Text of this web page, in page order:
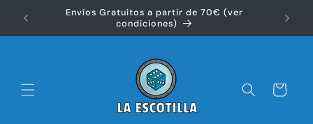
directamenteEnvíos Gratuitos a partir de 70€ (ver
condiciones)
Carrito